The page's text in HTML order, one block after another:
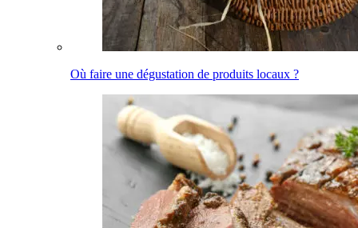
Où faire une dégustation de produits locaux ?